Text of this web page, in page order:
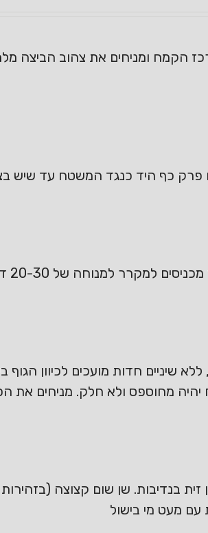
הקמח ומניחים את צהוב הביצה
פרק כף היד כנגד המשטח עד שיש
למקרר למנוחה של 20-30 דק'.
שיניים חדות מועכים לכיוון
בנדיבות. שן שום קצוצה
מעט מי בישול